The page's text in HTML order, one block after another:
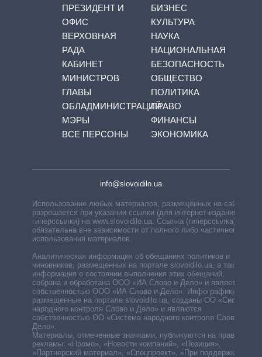
ПРЕЗИДЕНТ И
ОФИС
ВЕРХОВНАЯ
РАДА
КАБИНЕТ
МИНИСТРОВ
ГЛАВЫ
ОБЛАДМИНИСТРАЦИЙ
МЭРЫ
ВСЕ ПЕРСОНЫ
БИЗНЕС
КУЛЬТУРА
НАУКА
НАЦИОНАЛЬНАЯ
БЕЗОПАСНОСТЬ
ОБЩЕСТВО
ПОЛИТИКА
ПРАВО
ФИНАНСЫ
ЭКОНОМИКА
info@slovoidilo.ua
Использование любых материалов, размещённых на сайте,
разрешается при указании ссылки (для интернет-изданий —
гиперссылки) на www.slovoidilo.ua. Ссылка (гиперссылка)
обязательна вне зависимости от полного либо частичного
использования материалов.
Аналитическая информация об обещаниях политиков и
чиновников, размещенных на портале slovoidilo.ua, а также
информация о состоянии выполнения этих обещаний,
собрана и обработана ООО «ИА Слово и Дело» и является
собственностью ООО «ИА Слово и Дело». Инфографики,
размещенные на портале slovoidilo.ua, созданы ОО «Система
народного контроля Слово и Дело» и являются
собственностью ОО «Система народного контроля Слово и
Дело».
Материалы, отмеченные значками, публикуются на правах
рекламы: «Промо», «Новости компаний», «Позиция»,
«Партнерский материал», «Спецпроект», «При поддержке».